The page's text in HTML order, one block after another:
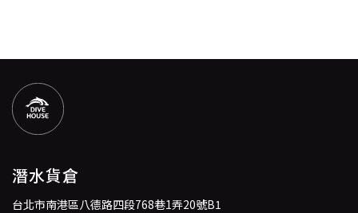
潛水貨倉
台北市南港區八德路四段768巷1弄20號B1